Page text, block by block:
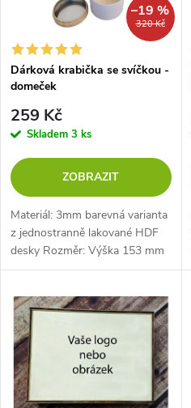
í
p
r
o
d
u
k
t
ů
s
p
r
o
d
u
k
t
ů
320 Kč
–19 %
Dárková krabička se svíčkou -
domeček
259 Kč
Skladem 3 ks
ZOBRAZIT
Materiál: 3mm barevná varianta
z jednostranně lakované HDF
desky Rozměr: Výška 153 mm
x šířka 115 mm x hloubka 117